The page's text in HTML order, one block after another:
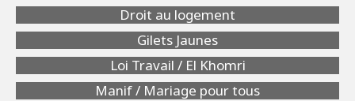
Droit au logement
Gilets Jaunes
Loi Travail / El Khomri
Manif / Mariage pour tous